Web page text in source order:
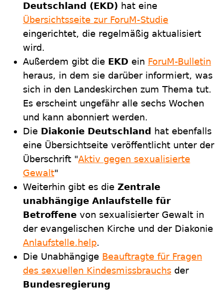
Deutschland (EKD) hat eine
Übersichtsseite zur ForuM-Studie
eingerichtet, die regelmäßig aktualisiert
wird.
Außerdem gibt die EKD ein ForuM-Bulletin
heraus, in dem sie darüber informiert, was
sich in den Landeskirchen zum Thema tut.
Es erscheint ungefähr alle sechs Wochen
und kann abonniert werden.
Die Diakonie Deutschland
hat ebenfalls
eine Übersichtseite veröffentlicht unter der
Überschrift "Aktiv gegen sexualisierte
Gewalt"
Weiterhin gibt es die Zentrale
unabhängige Anlaufstelle für
Betroffene von sexualisierter Gewalt in
der evangelischen Kirche und der Diakonie
Anlaufstelle.help.
Die Unabhängige Beauftragte für Fragen
des sexuellen Kindesmissbrauchs der
Bundesregierung